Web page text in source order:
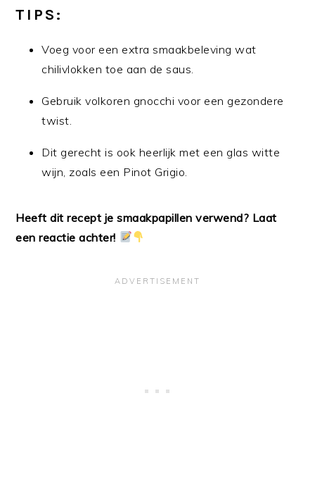
TIPS:
Voeg voor een extra smaakbeleving wat
chilivlokken toe aan de saus.
Gebruik volkoren gnocchi voor een gezondere
twist.
Dit gerecht is ook heerlijk met een glas witte
wijn, zoals een Pinot Grigio.
Heeft dit recept je smaakpapillen verwend? Laat
een reactie achter!